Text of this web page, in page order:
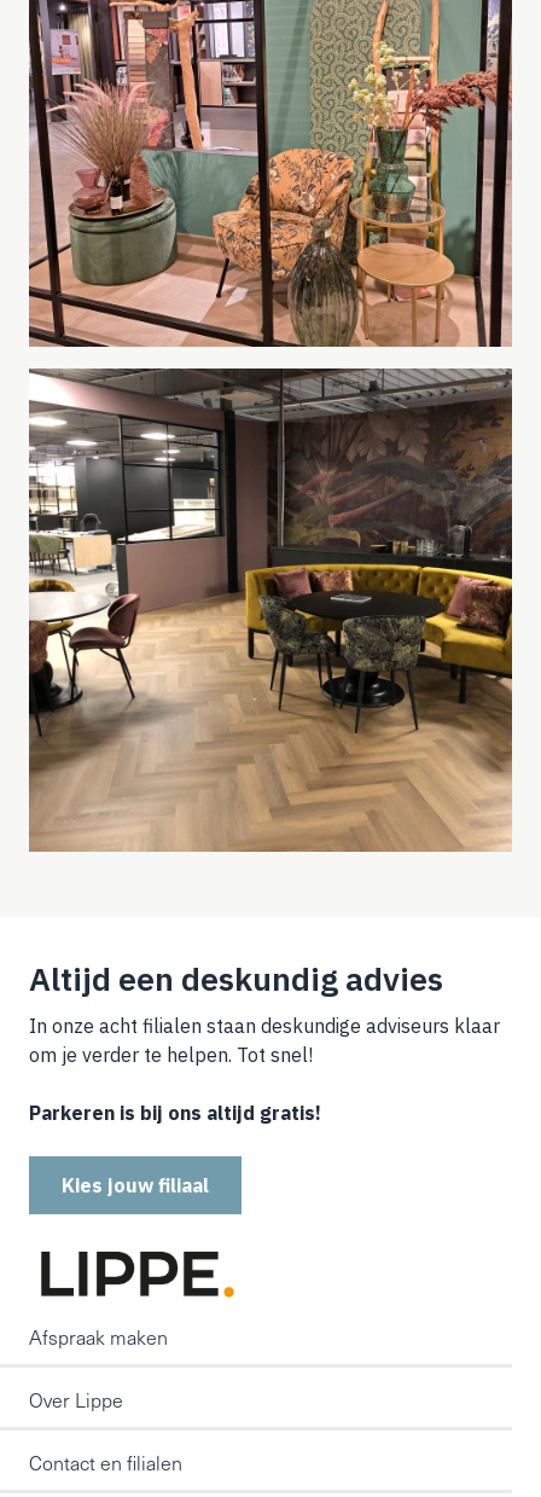
Altijd een deskundig advies
In onze acht filialen staan deskundige adviseurs klaar
om je verder te helpen. Tot snel!
Parkeren is bij ons altijd gratis!
Kies jouw filiaal
Afspraak maken
Over Lippe
Contact en filialen